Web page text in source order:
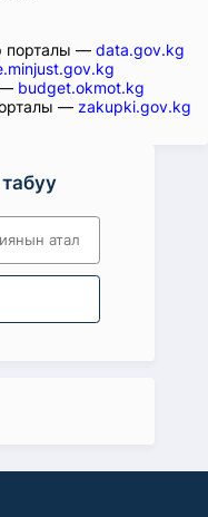
порталы — data.gov.kg
— budget.okmot.kg
— zakupki.gov.kg